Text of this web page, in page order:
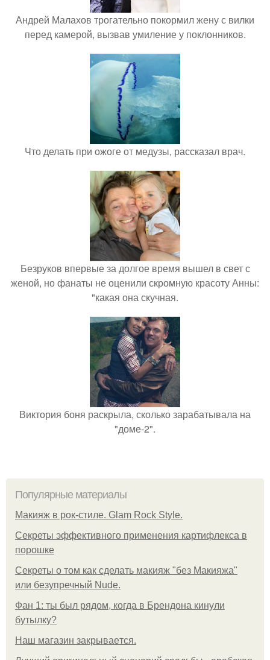
Андрей Малахов трогательно покормил жену с вилки
перед камерой, вызвав умиление у поклонников.
Что делать при ожоге от медузы, рассказал врач.
Безруков впервые за долгое время вышел в свет с
женой, но фанаты не оценили скромную красоту Анны:
"какая она скучная.
Виктория боня раскрыла, сколько зарабатывала на
"доме-2".
Популярные материалы
Макияж в рок-стиле. Glam Rock Style.
Секреты эффективного применения картифлекса в
порошке
Секреты о том как сделать макияж "без Макияжа"
или безупречный Nude.
Фан 1: ты был рядом, когда в Брендона кинули
бутылку?
Нaш магaзин зaкрывaeтся.